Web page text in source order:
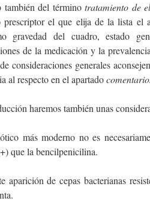
también del términotratamiento de
el que elija de la lista el
gravedad del cuadro, estado
de la medicación y la
consideraciones generales
al respecto en el apartado
haremos también unas
más moderno no es
que la bencilpenicilina.
aparición de cepas bacterianas